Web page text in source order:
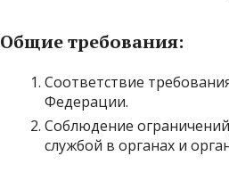
Общие требования:
Соответствие
Федерации.
Соблюдение
службой в органах и